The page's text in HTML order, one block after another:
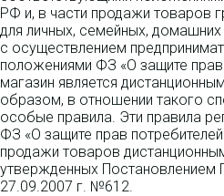
РФ и, в части продажи товаров
для личных, семейных,
с осуществлением
положениями ФЗ «О защите прав
магазин является
образом, в отношении такого
особые правила. Эти правила
ФЗ «О защите прав
продажи товаров
утвержденных Постановлением
27.09.2007 г. №612.